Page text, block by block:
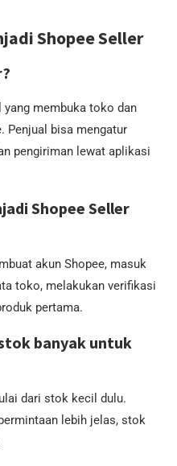
Shopee Seller
yang membuka toko dan
Penjual bisa mengatur
pengiriman lewat aplikasi
Shopee Seller
akun Shopee, masuk
toko, melakukan verifikasi
pertama.
banyak untuk
dari stok kecil dulu.
lebih jelas, stok